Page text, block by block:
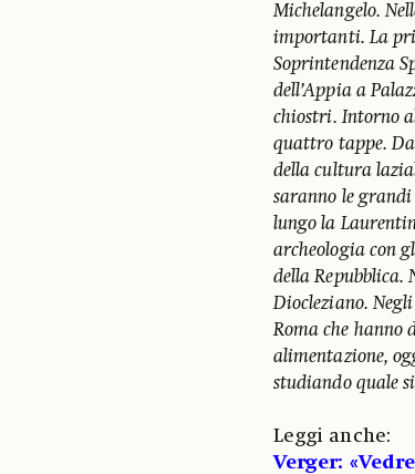
Michelangelo.
importanti. La
Soprintendenza
dell’Appia a
chiostri.Intorno
quattro tappe.
della cultura
saranno le grandi
lungo la
archeologia con
della Repubblica.
Diocleziano.
Roma che
alimentazione,
studiando quale
Leggi anche:
Verger: